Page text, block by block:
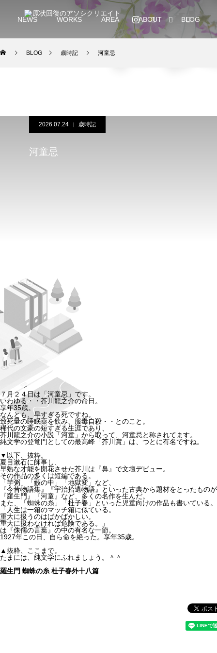
NEWS WORKS AREA ABOUT BLOG
BLOG 歳時記 河童忌
2026.07.24 歳時記
河童忌
７月２４日は「河童忌」です。
いわゆる・・芥川龍之介の命日。
享年35歳。
なんとも、早すぎる死ですね。
致死量の睡眠薬を飲み、服毒自殺・・とのこと。
稀代の文豪の短すぎる生涯であり、
芥川龍之介の小説「河童」から取って、河童忌と称されてます。
純文学の登竜門としての最高峰「芥川賞」は、つとに有名ですね。
▼以下、抜粋。
夏目漱石に師事し、
早熟な才能を開花させた芥川は『鼻』で文壇デビュー。
その作品の多くは短編である。
「芋粥」「藪の中」「地獄変」など、
『今昔物語集』『宇治拾遺物語』といった古典から題材をとったもの
『羅生門』『河童』など、多くの名作を生んだ。
また、「蜘蛛の糸」「杜子春」といった児童向けの作品も書いている。
「人生は一箱のマッチ箱に似ている。
重大に扱うのはばかばかしい。
重大に扱わなければ危険である。」
は『侏儒の言葉』の中の有名な一節。
1927年この日、自ら命を絶った。享年35歳。
▲抜粋、ここまで。
たまには、純文学にふれましょう。＾＾
羅生門 蜘蛛の糸 杜子春外十八篇